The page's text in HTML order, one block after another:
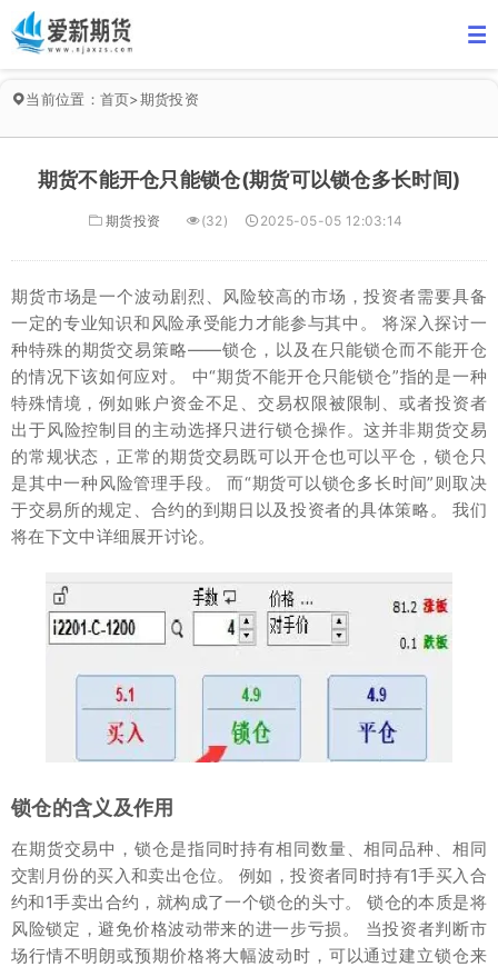
当前位置： 首页>期货投资
期货不能开仓只能锁仓(期货可以锁仓多长时间)
期货投资 (32) 2025-05-05 12:03:14
期货市场是一个波动剧烈、风险较高的市场，投资者需要具备
一定的专业知识和风险承受能力才能参与其中。 将深入探讨一
种特殊的期货交易策略——锁仓，以及在只能锁仓而不能开仓
的情况下该如何应对。 中“期货不能开仓只能锁仓”指的是一种
特殊情境，例如账户资金不足、交易权限被限制、或者投资者
出于风险控制目的主动选择只进行锁仓操作。这并非期货交易
的常规状态，正常的期货交易既可以开仓也可以平仓，锁仓只
是其中一种风险管理手段。 而“期货可以锁仓多长时间”则取决
于交易所的规定、合约的到期日以及投资者的具体策略。 我们
将在下文中详细展开讨论。
锁仓的含义及作用
在期货交易中，锁仓是指同时持有相同数量、相同品种、相同
交割月份的买入和卖出仓位。 例如，投资者同时持有1手买入合
约和1手卖出合约，就构成了一个锁仓的头寸。 锁仓的本质是将
风险锁定，避免价格波动带来的进一步亏损。 当投资者判断市
场行情不明朗或预期价格将大幅波动时，可以通过建立锁仓来